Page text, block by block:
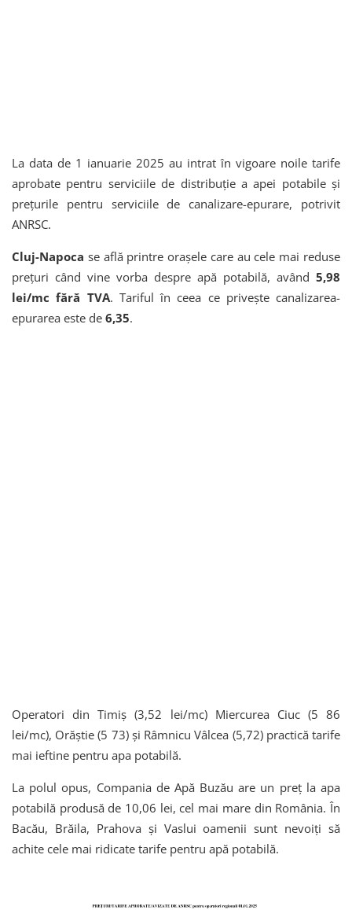
La data de 1 ianuarie 2025 au intrat în vigoare noile tarife
aprobate pentru serviciile de distribuţie a apei potabile şi
preţurile pentru serviciile de canalizare-epurare, potrivit
ANRSC.
Cluj-Napoca se află printre orașele care au cele mai reduse
prețuri când vine vorba despre apă potabilă, având 5,98
lei/mc fără TVA. Tariful în ceea ce privește canalizarea-
epurarea este de 6,35.
Operatori din Timiș (3,52 lei/mc) Miercurea Ciuc (5 86
lei/mc), Orăștie (5 73) și Râmnicu Vâlcea (5,72) practică tarife
mai ieftine pentru apa potabilă.
La polul opus, Compania de Apă Buzău are un preţ la apa
potabilă produsă de 10,06 lei, cel mai mare din România. În
Bacău, Brăila, Prahova și Vaslui oamenii sunt nevoiți să
achite cele mai ridicate tarife pentru apă potabilă.